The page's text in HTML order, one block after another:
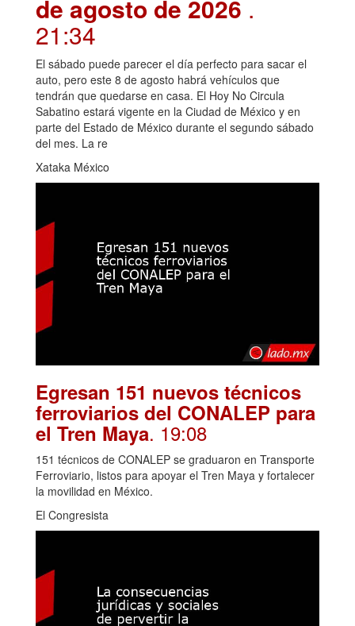
de agosto de 2026 .
21:34
El sábado puede parecer el día perfecto para sacar el
auto, pero este 8 de agosto habrá vehículos que
tendrán que quedarse en casa. El Hoy No Circula
Sabatino estará vigente en la Ciudad de México y en
parte del Estado de México durante el segundo sábado
del mes. La re
Xataka México
Egresan 151 nuevos técnicos
ferroviarios del CONALEP para
el Tren Maya. 19:08
151 técnicos de CONALEP se graduaron en Transporte
Ferroviario, listos para apoyar el Tren Maya y fortalecer
la movilidad en México.
El Congresista